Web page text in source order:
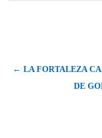
← LA FORTALEZA
DE